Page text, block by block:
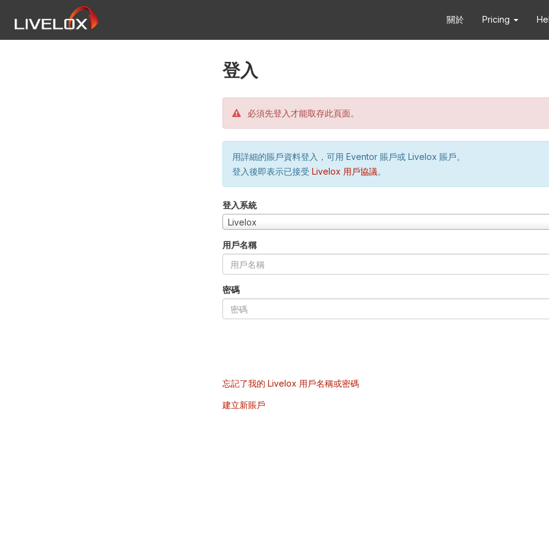
關於 Pricing
登入
必須先登入才能取存此頁面。
用詳細的賬戶資料登入，可用 Eventor 賬戶或 Livelox 賬戶。
登入後即表示已接受 Livelox 用戶協議。
登入系統
Livelox
用戶名稱
密碼
忘記了我的 Livelox 用戶名稱或密碼
建立新賬戶